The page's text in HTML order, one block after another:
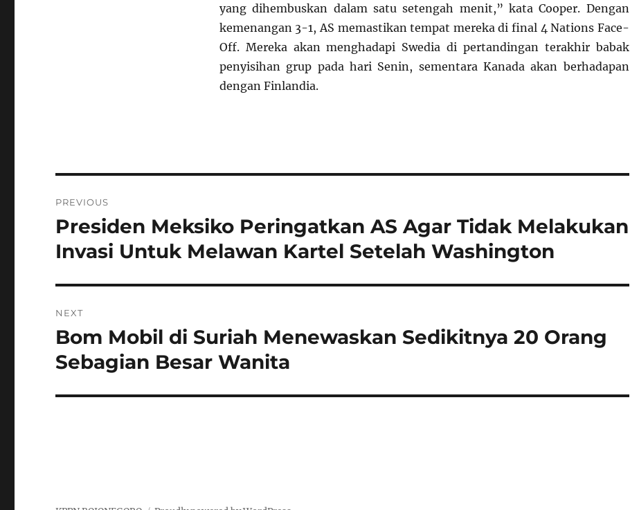
yang dihembuskan dalam satu setengah menit,” kata Cooper. Dengan
kemenangan 3-1, AS memastikan tempat mereka di final 4 Nations Face-
Off. Mereka akan menghadapi Swedia di pertandingan terakhir babak
penyisihan grup pada hari Senin, sementara Kanada akan berhadapan
dengan Finlandia.
pos
PREVIOUS
Previous
post:
Presiden Meksiko Peringatkan AS Agar Tidak Melakukan
Invasi Untuk Melawan Kartel Setelah Washington
NEXT
Next
post:
Bom Mobil di Suriah Menewaskan Sedikitnya 20 Orang
Sebagian Besar Wanita